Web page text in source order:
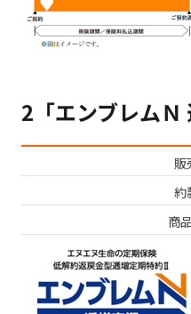
2「エンブレムＮ
販
約
商